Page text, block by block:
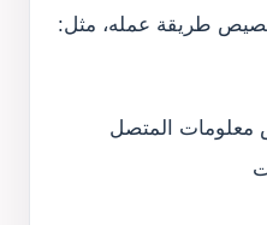
طريقة عمله، مثل:
المتصل